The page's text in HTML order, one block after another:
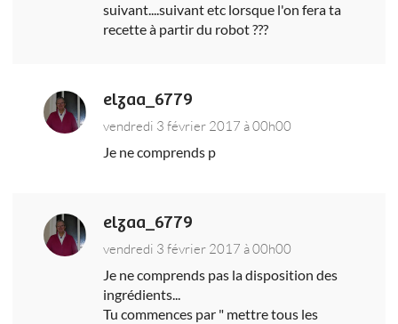
suivant....suivant etc lorsque l'on fera ta
recette à partir du robot ???
elzaa_6779
vendredi 3 février 2017 à 00h00
Je ne comprends p
elzaa_6779
vendredi 3 février 2017 à 00h00
Je ne comprends pas la disposition des
ingrédients...
Tu commences par " mettre tous les